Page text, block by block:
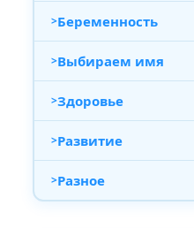
Беременность
Выбираем имя
Здоровье
Развитие
Разное